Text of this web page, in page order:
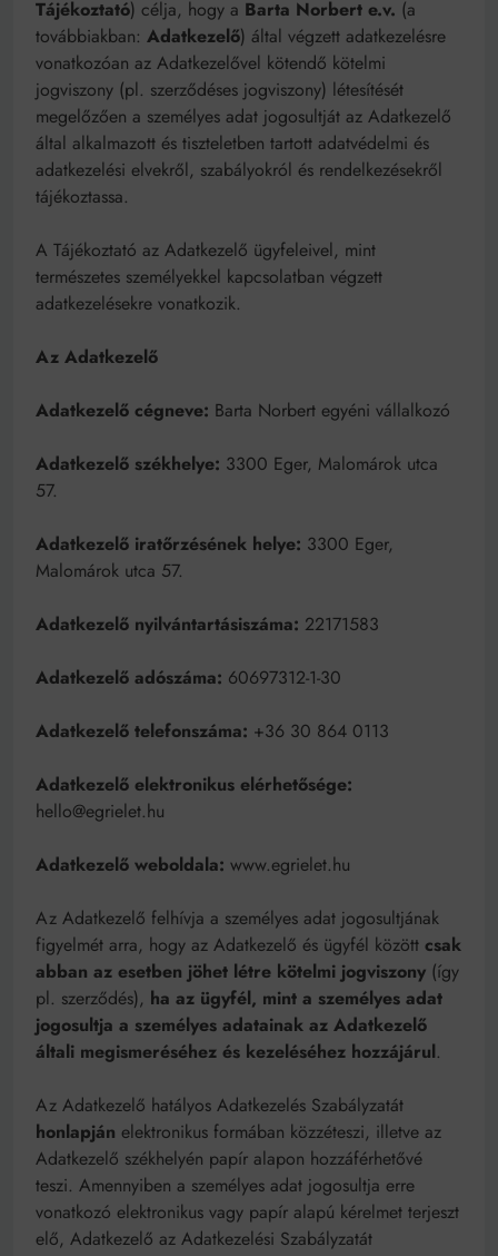
működik, ha jól van felújítva
Ingatlanpiaci szakértők szerint akár 5 százalékkal is
nőhetnek a bérleti díjak a ponthatárhirdetés után az
egyetemi városokban
Munkácsy nem Krisztust szépítette meg: minket
leplezett le
Ahol köszönnek, ott még van város
Amikor a Tetris boldogabbá tesz, mint a szerelem
Karinthy Frigyes: a zseni, aki belenézett a saját
koponyájába
Az öregség nem csak ránc?
Az ördög még mindig Pradát visel. De te miért öltözöl
Móricz Zsigmond: falusi író vagy boncmester?
Bitumenes lapostetők: a bevált technológia akkor
működik, ha jól van felújítva
Tájékoztató) célja, hogy a Barta Norbert e.v. (a
továbbiakban: Adatkezelő) által végzett adatkezelésre
vonatkozóan az Adatkezelővel kötendő kötelmi
jogviszony (pl. szerződéses jogviszony) létesítését
megelőzően a személyes adat jogosultját az Adatkezelő
által alkalmazott és tiszteletben tartott adatvédelmi és
adatkezelési elvekről, szabályokról és rendelkezésekről
tájékoztassa.
A Tájékoztató az Adatkezelő ügyfeleivel, mint
természetes személyekkel kapcsolatban végzett
adatkezelésekre vonatkozik.
Az Adatkezelő
Adatkezelő cégneve: Barta Norbert egyéni vállalkozó
Adatkezelő székhelye: 3300 Eger, Malomárok utca
57.
Adatkezelő iratőrzésének helye: 3300 Eger,
Malomárok utca 57.
Adatkezelő nyilvántartásiszáma: 22171583
Adatkezelő adószáma: 60697312-1-30
Adatkezelő telefonszáma: +36 30 864 0113
Adatkezelő elektronikus elérhetősége:
hello@egrielet.hu
Adatkezelő weboldala: www.egrielet.hu
Az Adatkezelő felhívja a személyes adat jogosultjának
figyelmét arra, hogy az Adatkezelő és ügyfél között csak
abban az esetben jöhet létre kötelmi jogviszony (így
pl. szerződés), ha az ügyfél, mint a személyes adat
jogosultja a személyes adatainak az Adatkezelő
általi megismeréséhez és kezeléséhez hozzájárul.
Az Adatkezelő hatályos Adatkezelés Szabályzatát
honlapján elektronikus formában közzéteszi, illetve az
Adatkezelő székhelyén papír alapon hozzáférhetővé
teszi. Amennyiben a személyes adat jogosultja erre
vonatkozó elektronikus vagy papír alapú kérelmet terjeszt
elő, Adatkezelő az Adatkezelési Szabályzatát